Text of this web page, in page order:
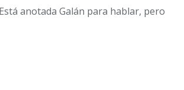
Está anotada Galán para hablar, pero